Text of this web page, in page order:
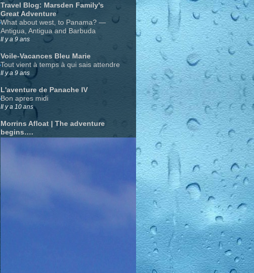
Travel Blog: Marsden Family's
Great Adventure
What about west, to Panama? —
Antigua, Antigua and Barbuda
Il y a 9 ans
Voile-Vacances Bleu Marie
Tout vient à temps à qui sais attendre
Il y a 9 ans
L'aventure de Panache IV
Bon apres midi
Il y a 10 ans
Morrins Afloat | The adventure
begins….